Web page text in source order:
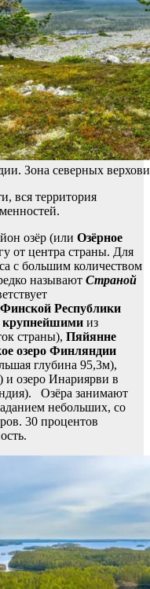
Зона северных
вся территория
озёр (или Озёрное
от центра страны. Для
с большим количеством
называют Страной
Республики
крупнейшими из
страны), Пяйянне
озеро Финляндии
глубина 95,3м),
и озеро Инариярви в
Озёра занимают
небольших, со
30 процентов